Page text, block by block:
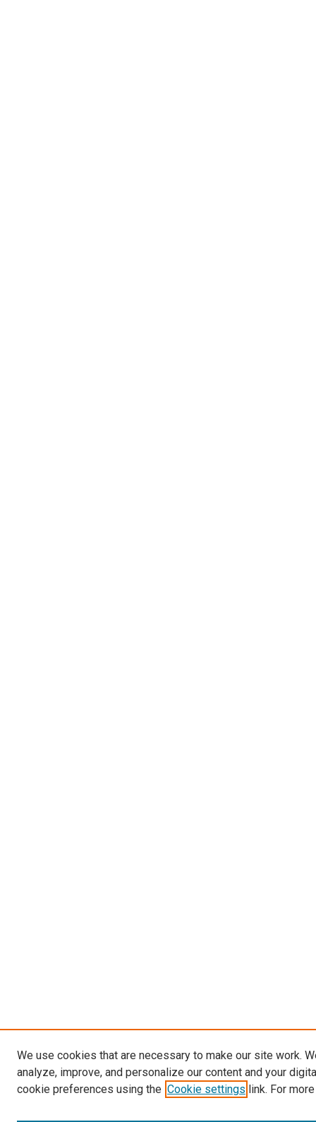
We use cookies that are necessary to make our site work.
analyze, improve, and personalize our content and your
cookie preferences using the Cookie settings link. For